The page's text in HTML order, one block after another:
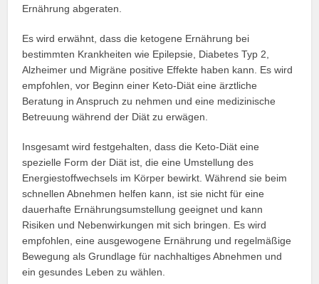
Ernährung abgeraten.
Es wird erwähnt, dass die ketogene Ernährung bei
bestimmten Krankheiten wie Epilepsie, Diabetes Typ 2,
Alzheimer und Migräne positive Effekte haben kann. Es wird
empfohlen, vor Beginn einer Keto-Diät eine ärztliche
Beratung in Anspruch zu nehmen und eine medizinische
Betreuung während der Diät zu erwägen.
Insgesamt wird festgehalten, dass die Keto-Diät eine
spezielle Form der Diät ist, die eine Umstellung des
Energiestoffwechsels im Körper bewirkt. Während sie beim
schnellen Abnehmen helfen kann, ist sie nicht für eine
dauerhafte Ernährungsumstellung geeignet und kann
Risiken und Nebenwirkungen mit sich bringen. Es wird
empfohlen, eine ausgewogene Ernährung und regelmäßige
Bewegung als Grundlage für nachhaltiges Abnehmen und
ein gesundes Leben zu wählen.